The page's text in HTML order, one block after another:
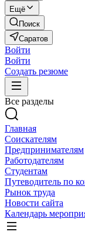
Ещё
Поиск
Саратов
Войти
Войти
Создать резюме
Все разделы
Главная
Соискателям
Предпринимателям
Работодателям
Студентам
Путеводитель по
Рынок труда
Новости сайта
Календарь